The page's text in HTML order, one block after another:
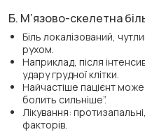
Б. М’язово-скелетна
Біль локалізований,
рухом.
Наприклад, після
удару грудної клітки.
Найчастіше пацієнт
болить сильніше”.
Лікування:
факторів.